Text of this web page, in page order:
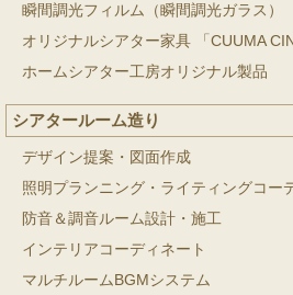
瞬間調光フィルム（瞬間調光ガラス）
オリジナルシアター家具 「CUUMA
ホームシアター工房オリジナル製品
シアタールーム造り
デザイン提案・図面作成
照明プランニング・ライティングコー
防音＆調音ルーム設計・施工
インテリアコーディネート
マルチルームBGMシステム